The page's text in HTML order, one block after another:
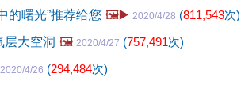
的曙光”推荐给您 🖼️▶️ 2020/4/28 (811,543次)
层大空洞 🖼️ 2020/4/27 (757,491次)
2020/4/26 (294,484次)